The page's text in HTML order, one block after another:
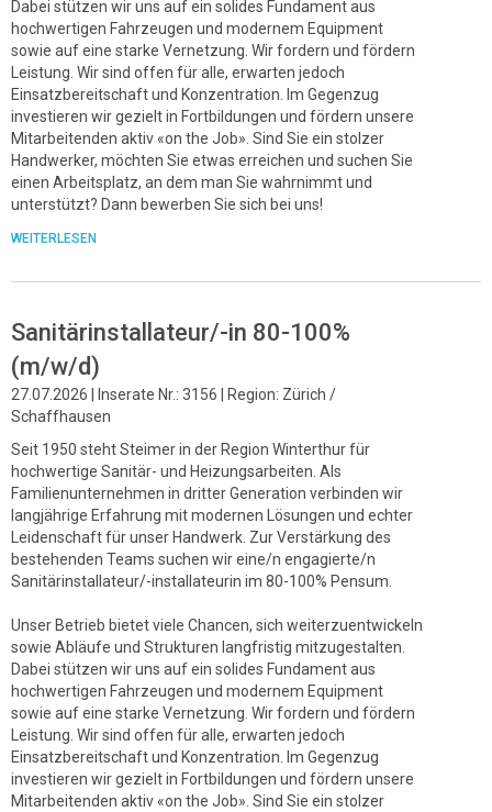
Dabei stützen wir uns auf ein solides Fundament aus
hochwertigen Fahrzeugen und modernem Equipment
sowie auf eine starke Vernetzung. Wir fordern und fördern
Leistung. Wir sind offen für alle, erwarten jedoch
Einsatzbereitschaft und Konzentration. Im Gegenzug
investieren wir gezielt in Fortbildungen und fördern unsere
Mitarbeitenden aktiv «on the Job». Sind Sie ein stolzer
Handwerker, möchten Sie etwas erreichen und suchen Sie
einen Arbeitsplatz, an dem man Sie wahrnimmt und
unterstützt? Dann bewerben Sie sich bei uns!
WEITERLESEN
Sanitärinstallateur/-in 80-100%
(m/w/d)
27.07.2026 | Inserate Nr.: 3156 | Region: Zürich /
Schaffhausen
Seit 1950 steht Steimer in der Region Winterthur für
hochwertige Sanitär- und Heizungsarbeiten. Als
Familienunternehmen in dritter Generation verbinden wir
langjährige Erfahrung mit modernen Lösungen und echter
Leidenschaft für unser Handwerk. Zur Verstärkung des
bestehenden Teams suchen wir eine/n engagierte/n
Sanitärinstallateur/-installateurin im 80-100% Pensum.
Unser Betrieb bietet viele Chancen, sich weiterzuentwickeln
sowie Abläufe und Strukturen langfristig mitzugestalten.
Dabei stützen wir uns auf ein solides Fundament aus
hochwertigen Fahrzeugen und modernem Equipment
sowie auf eine starke Vernetzung. Wir fordern und fördern
Leistung. Wir sind offen für alle, erwarten jedoch
Einsatzbereitschaft und Konzentration. Im Gegenzug
investieren wir gezielt in Fortbildungen und fördern unsere
Mitarbeitenden aktiv «on the Job». Sind Sie ein stolzer